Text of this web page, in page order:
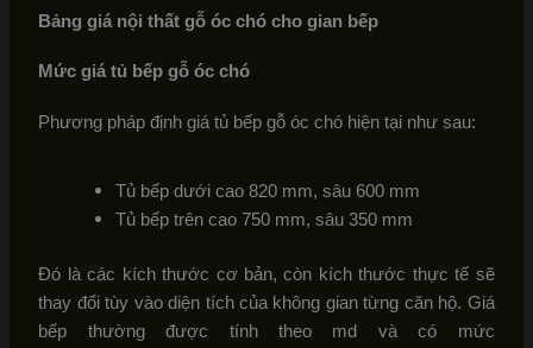
Bảng giá nội thất gỗ óc chó cho gian bếp
Mức giá tủ bếp gỗ óc chó
Phương pháp định giá tủ bếp gỗ óc chó hiện tại như sau:
Tủ bếp dưới cao 820 mm, sâu 600 mm
Tủ bếp trên cao 750 mm, sâu 350 mm
Đó là các kích thước cơ bản, còn kích thước thực tế sẽ
thay đổi tùy vào diện tích của không gian từng căn hộ. Giá
bếp thường được tính theo md và có mức